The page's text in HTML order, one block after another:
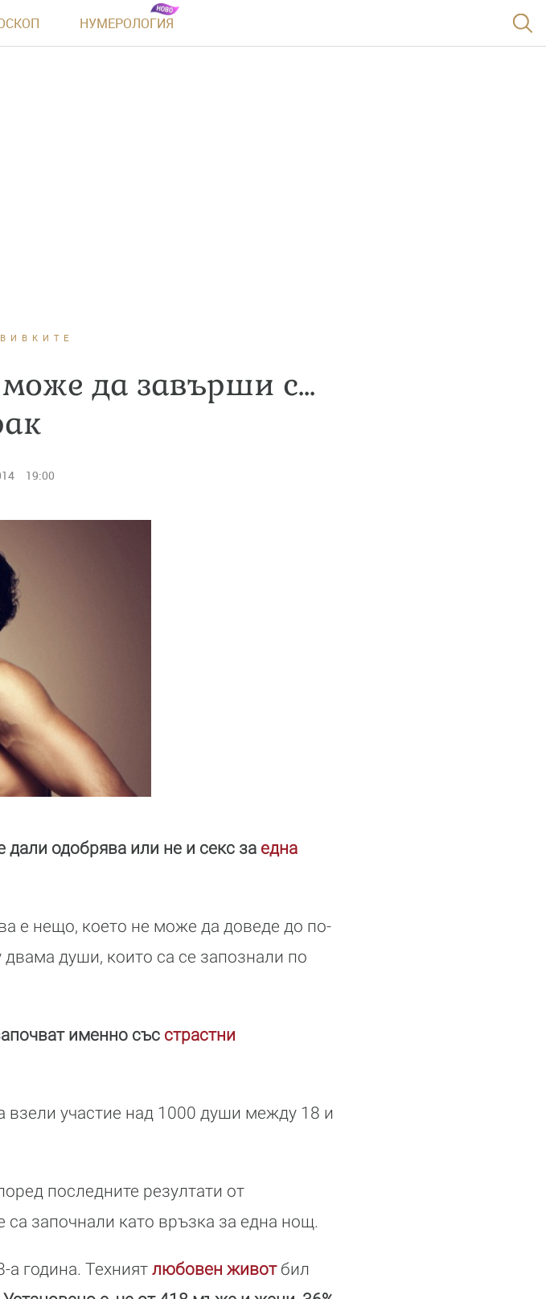
НУМЕРОЛОГИЯ
да завърши с...
19:00
одобрява или не и секс за една
е нещо, което не може да доведе до по-
души, които са се запознали по
именно със страстни
взели участие над 1000 души между 18 и
последните резултати от
са започнали като връзка за една нощ.
а година. Техният любовен животбил